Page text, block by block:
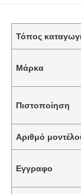
Τόπος
Μάρκα
Πιστοποίηση
Αριθμό
Εγγραφο